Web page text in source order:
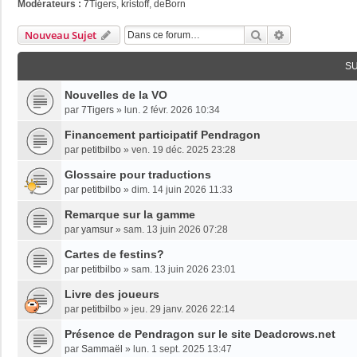
Modérateurs : 7Tigers, kristoff, deBorn
Nouveau Sujet Rechercher
Nouvelles de la VO
par 7Tigers » lun. 2 févr. 2026 10:34
Financement participatif Pendragon
par petitbilbo » ven. 19 déc. 2025 23:28
Glossaire pour traductions
par petitbilbo » dim. 14 juin 2026 11:33
Remarque sur la gamme
par yamsur » sam. 13 juin 2026 07:28
Cartes de festins?
par petitbilbo » sam. 13 juin 2026 23:01
Livre des joueurs
par petitbilbo » jeu. 29 janv. 2026 22:14
Présence de Pendragon sur le site Deadcrows.net
par Sammaël » lun. 1 sept. 2025 13:47